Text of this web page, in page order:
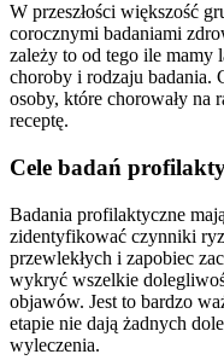
W przeszłości większość
corocznymi badaniami
zależy to od tego ile mamy
choroby i rodzaju badania.
osoby, które chorowały na
receptę.
Cele badań
Badania profilaktyczne
zidentyfikować czynniki
przewlekłych i zapobiec
wykryć wszelkie
objawów. Jest to bardzo
etapie nie dają żadnych
wyleczenia.